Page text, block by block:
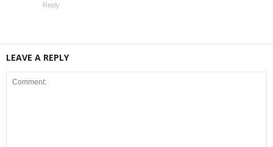
Reply
LEAVE A REPLY